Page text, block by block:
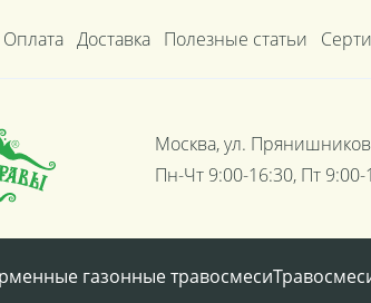
Оплата Доставка Полезные статьи
Москва, ул.
Пн-Чт 9:00-16:30, Пт 9:00-
газонные травосмеси